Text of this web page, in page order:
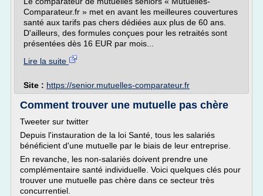
Comparateur.fr » met en avant les meilleures couvertures
santé aux tarifs pas chers dédiées aux plus de 60 ans.
D'ailleurs, des formules conçues pour les retraités sont
présentées dès 16 EUR par mois...
Lire la suite
Site : https://senior.mutuelles-comparateur.fr
Comment trouver une mutuelle pas chère
Tweeter sur twitter
Depuis l'instauration de la loi Santé, tous les salariés
bénéficient d'une mutuelle par le biais de leur entreprise.
En revanche, les non-salariés doivent prendre une
complémentaire santé individuelle. Voici quelques clés pour
trouver une mutuelle pas chère dans ce secteur très
concurrentiel.